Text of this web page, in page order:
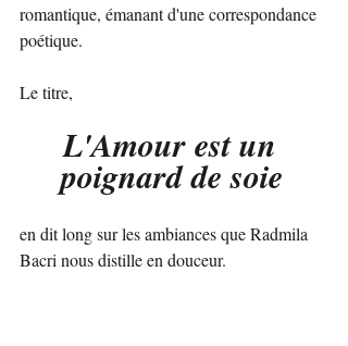
romantique, émanant d'une correspondance
poétique.
Le titre,
L'Amour est un
poignard de soie
en dit long sur les ambiances que Radmila
Bacri nous distille en douceur.